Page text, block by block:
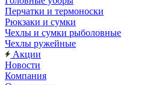
Перчатки и термоноски
Рюкзаки и сумки
Чехлы и сумки рыболовные
Чехлы ружейные
Акции
Новости
Компания